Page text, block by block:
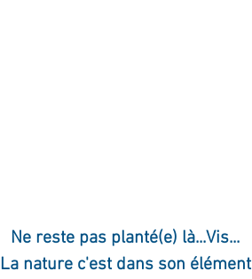
Ne reste pas planté(e) là...Vis...
La nature c'est dans son élément